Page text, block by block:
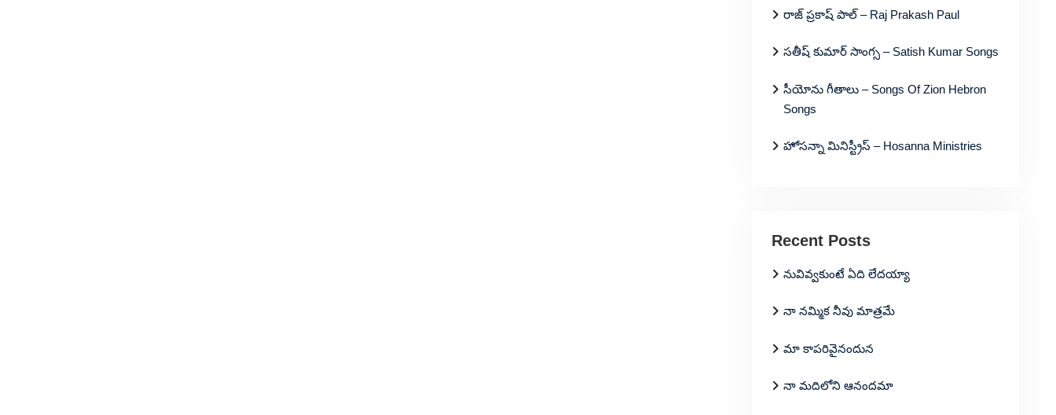
రాజ్ ప్రకాష్ పాల్ – Raj Prakash Paul
సతీష్ కుమార్ సాంగ్స – Satish Kumar Songs
సీయోను గీతాలు – Songs Of Zion Hebron
Songs
హోసన్నా మినిస్ట్రీస్ – Hosanna Ministries
Recent Posts
నువివ్వకుంటే ఏది లేదయ్యా
నా నమ్మిక నీవు మాత్రమే
మా కాపరివైనందున
నా మదిలోని ఆనందమా